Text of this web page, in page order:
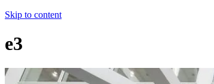
Skip to content
e3